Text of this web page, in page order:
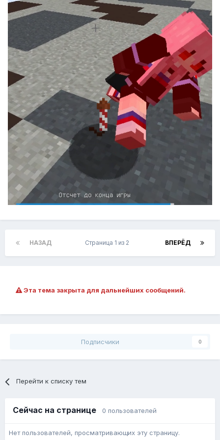
НАЗАД ВПЕРЁД
Страница 1 из 2
Эта тема закрыта для дальнейших сообщений.
Подписчики 0
Перейти к списку тем
Сейчас на странице 0 пользователей
Нет пользователей, просматривающих эту страницу.